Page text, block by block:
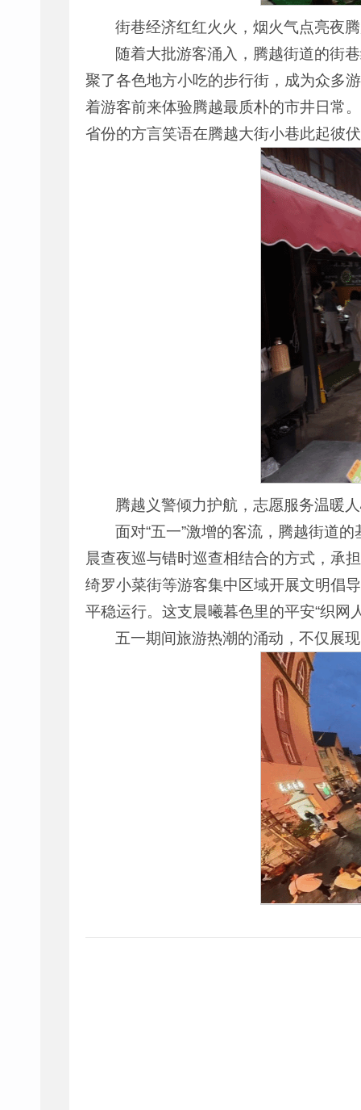
街巷经济红红火火，烟火气点亮夜
随着大批游客涌入，腾越街道的街
聚了各色地方小吃的步行街，成为众多
着游客前来体验腾越最质朴的市井日常
省份的方言笑语在腾越大街小巷此起彼
腾越义警倾力护航，志愿服务温暖
面对“五一”激增的客流，腾越街道
晨查夜巡与错时巡查相结合的方式，承
绮罗小菜街等游客集中区域开展文明倡
平稳运行。这支晨曦暮色里的平安“织网
五一期间旅游热潮的涌动，不仅展